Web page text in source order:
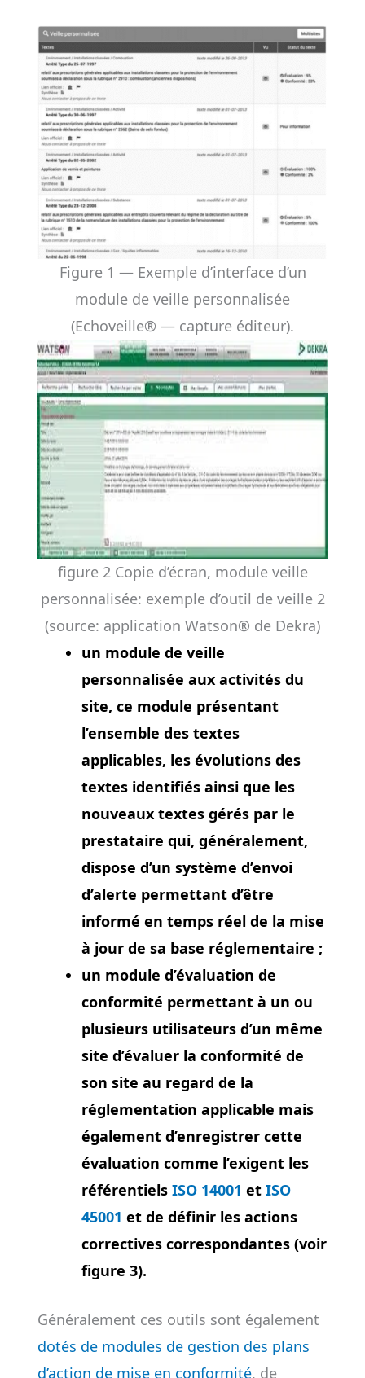
Figure 1 — Exemple d’interface d’un
module de veille personnalisée
(Echoveille® — capture éditeur).
figure 2 Copie d’écran, module veille
personnalisée: exemple d’outil de veille 2
(source: application Watson® de Dekra)
un module de veille
personnalisée aux activités du
site, ce module présentant
l’ensemble des textes
applicables, les évolutions des
textes identifiés ainsi que les
nouveaux textes gérés par le
prestataire qui, généralement,
dispose d’un système d’envoi
d’alerte permettant d’être
informé en temps réel de la mise
à jour de sa base réglementaire ;
un module d’évaluation de
conformité permettant à un ou
plusieurs utilisateurs d’un même
site d’évaluer la conformité de
son site au regard de la
réglementation applicable mais
également d’enregistrer cette
évaluation comme l’exigent les
référentielsISO 14001 et ISO
45001 et de définir les actions
correctives correspondantes (voir
figure 3).
Généralement ces outils sont également
dotés de modules de gestion des plans
d’action de mise en conformité, de